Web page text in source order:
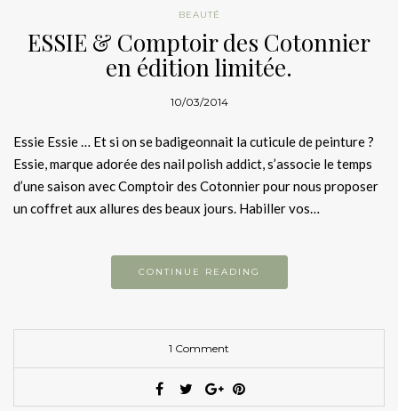
BEAUTÉ
ESSIE & Comptoir des Cotonnier
en édition limitée.
10/03/2014
Essie Essie … Et si on se badigeonnait la cuticule de peinture ?
Essie, marque adorée des nail polish addict, s’associe le temps
d’une saison avec Comptoir des Cotonnier pour nous proposer
un coffret aux allures des beaux jours. Habiller vos…
CONTINUE READING
1 Comment